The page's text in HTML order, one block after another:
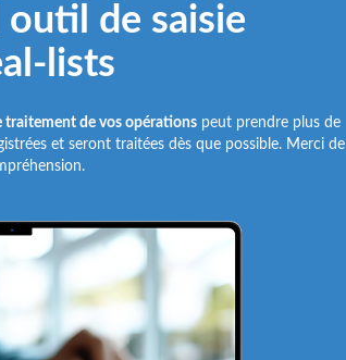
de saisie
lists
traitement de vos opérations peut prendre plus de
et seront traitées dès que possible. Merci de